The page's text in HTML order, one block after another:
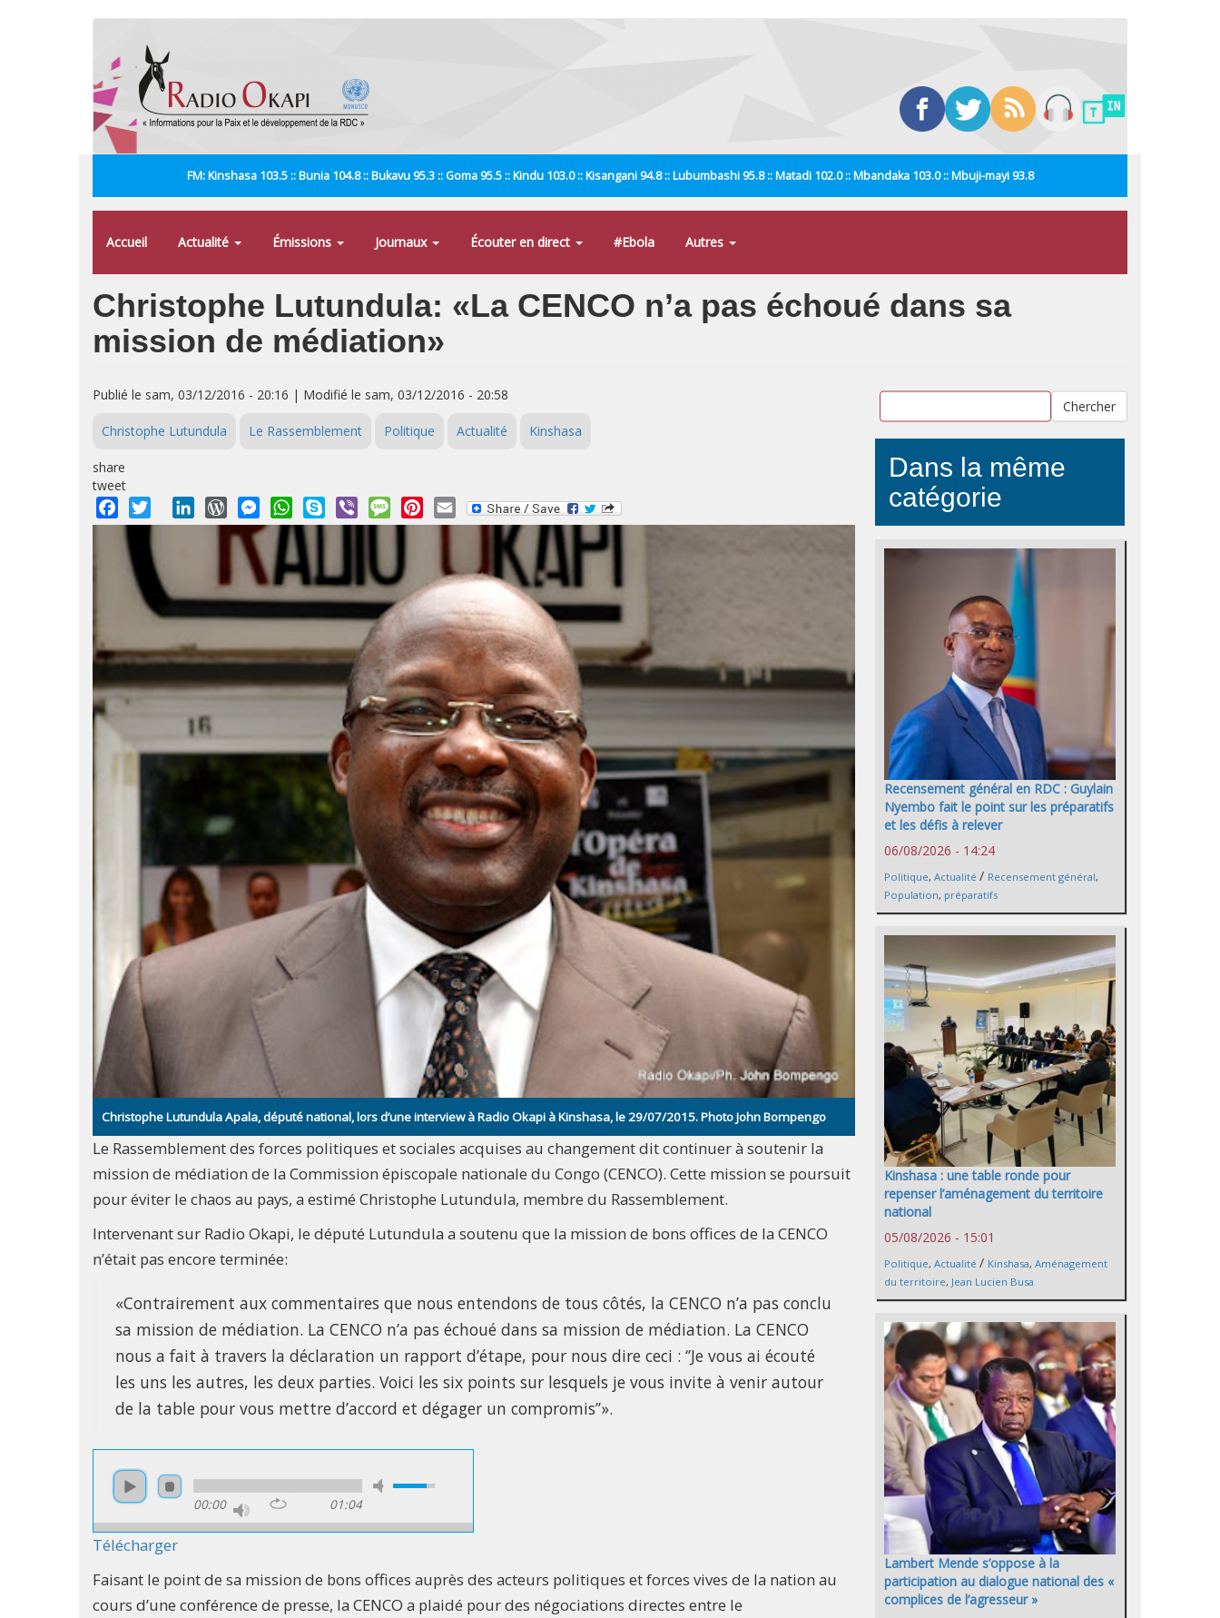
FM: Kinshasa 103.5 :: Bunia 104.8 :: Bukavu 95.3 :: Goma 95.5 :: Kindu 103.0 :: Kisangani 94.8 :: Lubumbashi 95.8 :: Matadi 102.0 :: Mbandaka 103.0 :: Mbuji-mayi 93.8
Accueil Actualité Émissions Journaux Écouter en direct #Ebola Autres
Christophe Lutundula: «La CENCO n’a pas échoué dans sa
mission de médiation»
Publié le sam, 03/12/2016 - 20:16 | Modifié le sam, 03/12/2016 - 20:58
Christophe Lutundula Le Rassemblement Politique Actualité Kinshasa
share
tweet
Facebook
Twitter LinkedInWordPressMessengerWhatsApp
Skype Viber MessagePinterest
Email
Christophe Lutundula Apala, député national, lors d’une interview à Radio Okapi à Kinshasa, le 29/07/2015. Photo John Bompengo
Le Rassemblement des forces politiques et sociales acquises au changement dit continuer à soutenir la
mission de médiation de la Commission épiscopale nationale du Congo (CENCO). Cette mission se poursuit
pour éviter le chaos au pays, a estimé Christophe Lutundula, membre du Rassemblement.
Intervenant sur Radio Okapi, le député Lutundula a soutenu que la mission de bons offices de la CENCO
n’était pas encore terminée:
«Contrairement aux commentaires que nous entendons de tous côtés, la CENCO n’a pas conclu
sa mission de médiation. La CENCO n’a pas échoué dans sa mission de médiation. La CENCO
nous a fait à travers la déclaration un rapport d’étape, pour nous dire ceci : ‘’Je vous ai écouté
les uns les autres, les deux parties. Voici les six points sur lesquels je vous invite à venir autour
de la table pour vous mettre d’accord et dégager un compromis’’».
00:00 01:04
Télécharger
Faisant le point de sa mission de bons offices auprès des acteurs politiques et forces vives de la nation au
cours d’une conférence de presse, la CENCO a plaidé pour des négociations directes entre le
Chercher
Dans la même
catégorie
Recensement général en RDC : Guylain
Nyembo fait le point sur les préparatifs
et les défis à relever
06/08/2026 - 14:24
Politique, Actualité / Recensement général,
Population, préparatifs
Kinshasa : une table ronde pour
repenser l’aménagement du territoire
national
05/08/2026 - 15:01
Politique, Actualité / Kinshasa, Aménagement
du territoire, Jean Lucien Busa
Lambert Mende s’oppose à la
participation au dialogue national des «
complices de l’agresseur »